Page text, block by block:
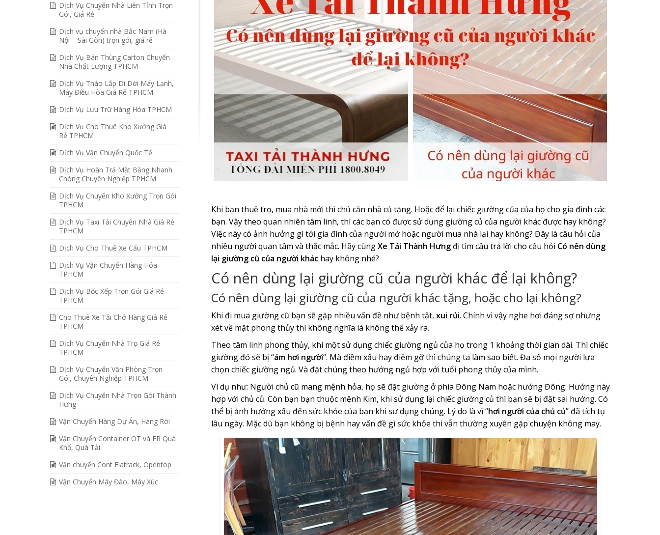
Dịch Vụ Chuyển Nhà Liên Tỉnh Trọn
Gói, Giá Rẻ
Dịch vụ chuyển nhà Bắc Nam (Hà
Nội – Sài Gòn) trọn gói, giá rẻ
Dịch Vụ Bán Thùng Carton Chuyển
Nhà Chất Lượng TPHCM
Dịch Vụ Tháo Lắp Di Dời Máy Lạnh,
Máy Điều Hòa Giá Rẻ TPHCM
Dịch Vụ Lưu Trữ Hàng Hóa TPHCM
Dịch Vụ Cho Thuê Kho Xưởng Giá
Rẻ TPHCM
Dịch Vụ Vận Chuyển Quốc Tế
Dịch Vụ Hoàn Trả Mặt Bằng Nhanh
Chóng Chuyên Nghiệp TPHCM
Dịch Vụ Chuyển Kho Xưởng Trọn Gói
TPHCM
Dịch Vụ Taxi Tải Chuyển Nhà Giá Rẻ
TPHCM
Dịch Vụ Cho Thuê Xe Cẩu TPHCM
Dịch Vụ Vận Chuyển Hàng Hóa
TPHCM
Dịch Vụ Bốc Xếp Trọn Gói Giá Rẻ
TPHCM
Cho Thuê Xe Tải Chở Hàng Giá Rẻ
TPHCM
Dịch Vụ Chuyển Nhà Trọ Giá Rẻ
TPHCM
Dịch Vụ Chuyển Văn Phòng Trọn
Gói, Chuyên Nghiệp TPHCM
Dịch Vụ Chuyển Nhà Trọn Gói Thành
Hưng
Vận Chuyển Hàng Dự Án, Hàng Rời
Vận Chuyển Container OT và FR Quá
Khổ, Quá Tải
Vận chuyển Cont Flatrack, Opentop
Vận Chuyển Máy Đào, Máy Xúc
Khi bạn thuê trọ, mua nhà mới thì chủ căn nhà củ tặng. Hoặc để lại chiếc giường của của họ cho gia đình các
bạn. Vậy theo quan nhiên tâm linh, thì các bạn có được sử dụng giường củ của người khác được hay không?
Việc này có ảnh hưởng gì tới gia đình của người mớ hoặc người mua nhà lại hay không? Đây là câu hỏi của
nhiều người quan tâm và thắc mắc. Hãy cùngXe Tải Thành Hưngđi tìm câu trả lời cho câu hỏi Có nên dùng
lại giường cũ của người kháchay không nhé?
Có nên dùng lại giường cũ của người khác để lại không?
Có nên dùng lại giường cũ của người khác tặng, hoặc cho lại không?
Khi đi mua giường cũ bạn sẽ gặp nhiều vấn đề như bệnh tật, xui rủi. Chính vì vậy nghe hơi đáng sợ nhưng
xét về mặt phong thủy thì không nghĩa là không thể xảy ra.
Theo tâm linh phong thủy, khi một sử dụng chiếc giường ngủ của họ trong 1 khoảng thời gian dài. Thì chiếc
giường đó sẽ bị “ám hơi người“. Mà điềm xấu hay điềm gỡ thì chúng ta làm sao biết. Đa số mọi người lựa
chọn chiếc giường ngủ. Và đặt chúng theo hướng ngủ hợp với tuổi phong thủy của mình.
Ví dụ như: Người chủ cũ mang mệnh hỏa, họ sẽ đặt giường ở phía Đông Nam hoặc hướng Đông. Hướng này
hợp với chủ củ. Còn bạn bạn thuộc mệnh Kim, khi sử dụng lại chiếc giường củ thì bạn sẽ bị đặt sai hướng. Có
thể bị ảnh hưởng xấu đến sức khỏe của bạn khi sư dụng chúng. Lý do là vì “hơi người của chủ củ” đã tích tụ
lâu ngày. Mặc dù bạn không bị bệnh hay vấn đề gì sức khỏe thì vẫn thường xuyên gặp chuyện không may.